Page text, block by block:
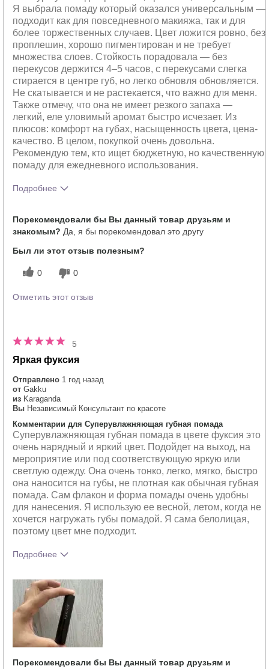
Я выбрала помаду который оказался универсальным —
подходит как для повседневного макияжа, так и для
более торжественных случаев. Цвет ложится ровно, без
проплешин, хорошо пигментирован и не требует
множества слоев. Стойкость порадовала — без
перекусов держится 4–5 часов, с перекусами слегка
стирается в центре губ, но легко обновля обновляется.
Не скатывается и не растекается, что важно для меня.
Также отмечу, что она не имеет резкого запаха —
легкий, еле уловимый аромат быстро исчезает. Из
плюсов: комфорт на губах, насыщенность цвета, цена-
качество. В целом, покупкой очень довольна.
Рекомендую тем, кто ищет бюджетную, но качественную
помаду для ежедневного использования.
Подробнее
продукта?
Как отличается опыт использования
этого продукта от декоративной
Порекомендовали бы Вы данный товар друзьям и
знакомым? Да, я бы порекомендовал это другу
Был ли этот отзыв полезным?
0 0
Отметить этот отзыв
5
Яркая фуксия
Отправлено 1 год назад
от Gakku
из Karaganda
Вы Независимый Консультант по красоте
Комментарии для Суперувлажняющая губная помада
Суперувлажняющая губная помада в цвете фуксия это
очень нарядный и яркий цвет. Подойдет на выход, на
мероприятие или под соответствующую яркую или
светлую одежду. Она очень тонко, легко, мягко, быстро
она наносится на губы, не плотная как обычная губная
помада. Сам флакон и форма помады очень удобны
для нанесения. Я использую ее весной, летом, когда не
хочется нагружать губы помадой. Я сама белолицая,
поэтому цвет мне подходит.
Подробнее
продукта?
Как отличается опыт использования
этого продукта от декоративной
косметики других брендов?
Порекомендовали бы Вы данный товар друзьям и